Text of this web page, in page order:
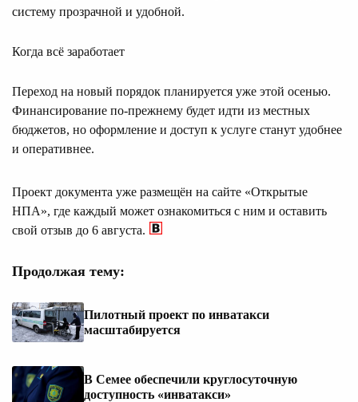
систему прозрачной и удобной.
Когда всё заработает
Переход на новый порядок планируется уже этой осенью.
Финансирование по-прежнему будет идти из местных
бюджетов, но оформление и доступ к услуге станут удобнее
и оперативнее.
Проект документа уже размещён на сайте «Открытые
НПА», где каждый может ознакомиться с ним и оставить
свой отзыв до 6 августа.
Продолжая тему:
Пилотный проект по инватакси
масштабируется
В Семее обеспечили круглосуточную
доступность «инватакси»